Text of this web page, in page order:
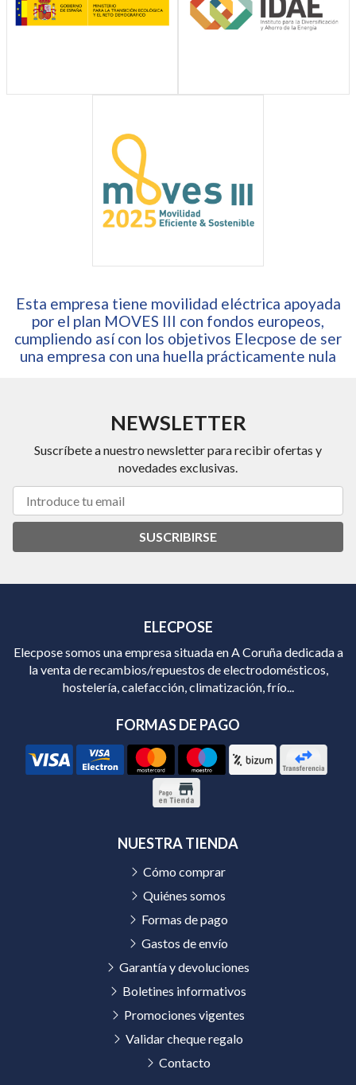
Esta empresa tiene movilidad eléctrica apoyada
por el plan MOVES III con fondos europeos,
cumpliendo así con los objetivos Elecpose de ser
una empresa con una huella prácticamente nula
NEWSLETTER
Suscríbete a nuestro newsletter para recibir ofertas y
novedades exclusivas.
SUSCRIBIRSE
ELECPOSE
Elecpose somos una empresa situada en A Coruña dedicada a
la venta de recambios/repuestos de electrodomésticos,
hostelería, calefacción, climatización, frío...
FORMAS DE PAGO
NUESTRA TIENDA
Cómo comprar
Quiénes somos
Formas de pago
Gastos de envío
Garantía y devoluciones
Boletines informativos
Promociones vigentes
Validar cheque regalo
Contacto